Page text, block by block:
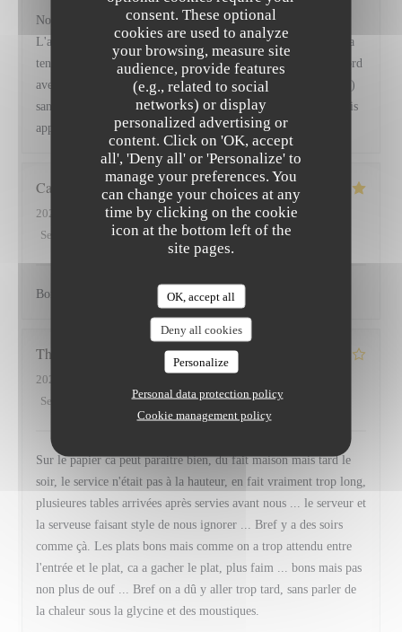
consent. These optional
cookies are used to analyze
your browsing, measure site
audience, provide features
(e.g., related to social
networks) or display
personalized advertising or
content. Click on 'OK, accept
all', 'Deny all' or 'Personalize' to
manage your preferences. You
can change your choices at any
time by clicking on the cookie
icon at the bottom left of the
site pages.
OK, accept all
Deny all cookies
Personalize
Personal data protection policy
Cookie management policy
Nous avons excellemment dîné ce mercredi soir, les plats.
L'ambiance et le cadre étaient parfaits. Je mets un bémol sur la
tenue des serveurs / de la serveuse qui n'était pas du tout raccord
avec ce cadre somptueux (grosses bottines, robe très ajourée...)
sans que cela n'entâche toutefois son professionnalisme. J'aurais
apprécié une tenue plus formelle.
Carole
2026-07-31
- 19:15 - Guests 3
Service
Ambiance : 4/5 Food: 5/5 Value : 4/5
Bon acceuil, repas délicieux
Thierry
2026-07-28
Service
Ambiance: 2/5 Food: 3/5 Value: 2/5
Sur le papier ca peut paraitre bien, du fait maison mais tard le
soir, le service n'était pas à la hauteur, en fait vraiment trop long,
plusieures tables arrivées après servies avant nous ... le serveur et
la serveuse faisant style de nous ignorer ... Bref y a des soirs
comme çà. Les plats bons mais comme on a trop attendu entre
l'entrée et le plat, ca a gacher le plat, plus faim ... bons mais pas
non plus de ouf ... Bref on a dû y aller trop tard, sans parler de
la chaleur sous la glycine et des moustiques.